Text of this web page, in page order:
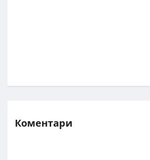
Коментари